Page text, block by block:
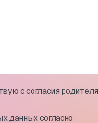
с согласия родителя
данных согласно